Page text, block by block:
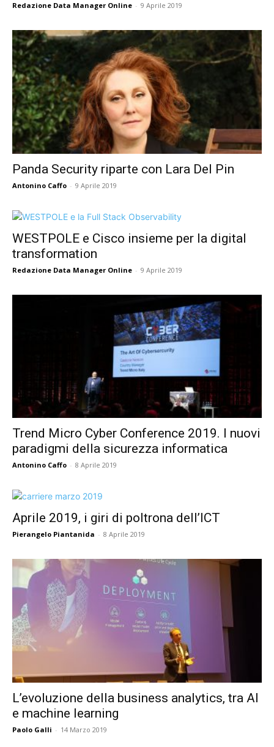
Redazione Data Manager Online - 9 Aprile 2019
Panda Security riparte con Lara Del Pin
Antonino Caffo - 9 Aprile 2019
WESTPOLE e Cisco insieme per la digital
transformation
Redazione Data Manager Online - 9 Aprile 2019
Trend Micro Cyber Conference 2019. I nuovi
paradigmi della sicurezza informatica
Antonino Caffo - 8 Aprile 2019
Aprile 2019, i giri di poltrona dell’ICT
Pierangelo Piantanida - 8 Aprile 2019
L’evoluzione della business analytics, tra AI
e machine learning
Paolo Galli - 14 Marzo 2019